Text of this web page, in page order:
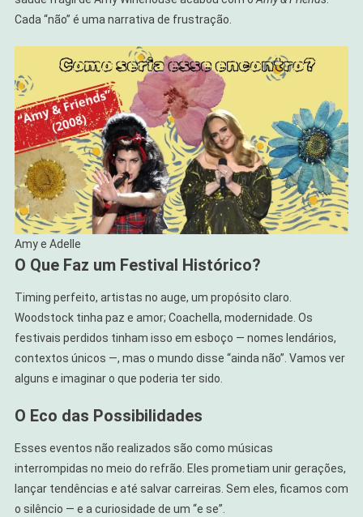
Cada “não” é uma narrativa de frustração.
Amy e Adelle
O Que Faz um Festival Histórico?
Timing perfeito, artistas no auge, um propósito claro.
Woodstock tinha paz e amor; Coachella, modernidade. Os
festivais perdidos tinham isso em esboço — nomes lendários,
contextos únicos —, mas o mundo disse “ainda não”. Vamos ver
alguns e imaginar o que poderia ter sido.
O Eco das Possibilidades
Esses eventos não realizados são como músicas
interrompidas no meio do refrão. Eles prometiam unir gerações,
lançar tendências e até salvar carreiras. Sem eles, ficamos com
o silêncio — e a curiosidade de um “e se”.